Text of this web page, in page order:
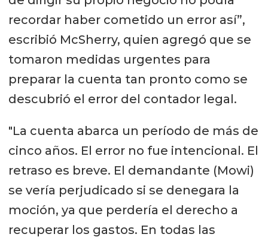
recordar haber cometido un error así”,
escribió McSherry, quien agregó que se
tomaron medidas urgentes para
preparar la cuenta tan pronto como se
descubrió el error del contador legal.
"La cuenta abarca un período de más de
cinco años. El error no fue intencional. El
retraso es breve. El demandante (Mowi)
se vería perjudicado si se denegara la
moción, ya que perdería el derecho a
recuperar los gastos. En todas las